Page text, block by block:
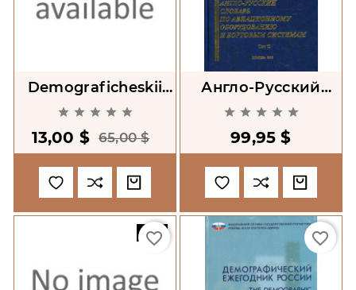
Demograficheskii
Ezhegodnik Rossii
2000. Ofitsial'noe
Izdanie [The
Demographic
    
13,00 $ 65,00 $
Англо-Русский
Словарь По
Авиационному
Оборудованию И
Бортовым
Системам
    
99,95 $
-50%
favorite_border favorite_border